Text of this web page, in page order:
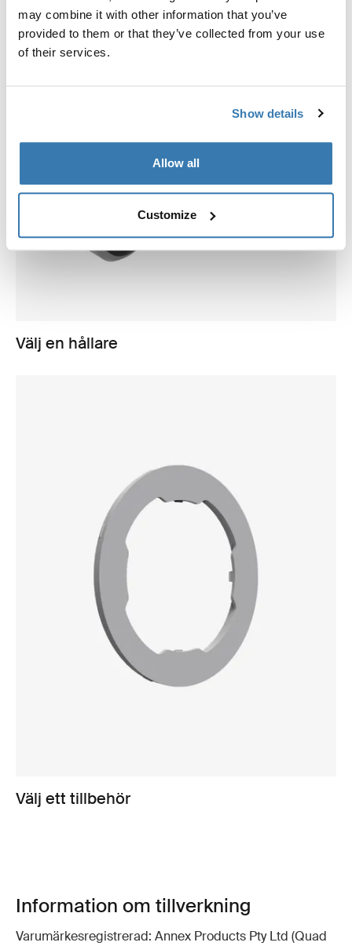
may combine it with other information that you’ve
provided to them or that they’ve collected from your use
of their services.
Show details
Allow all
Customize
Välj en hållare
Välj ett tillbehör
Information om tillverkning
Varumärkesregistrerad: Annex Products Pty Ltd (Quad